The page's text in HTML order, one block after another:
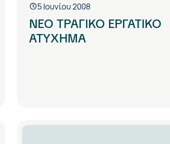
5 Ιουνίου 2008
ΝΕΟ ΤΡΑΓΙΚΟ ΕΡΓΑΤΙΚΟ
ΑΤΥΧΗΜΑ